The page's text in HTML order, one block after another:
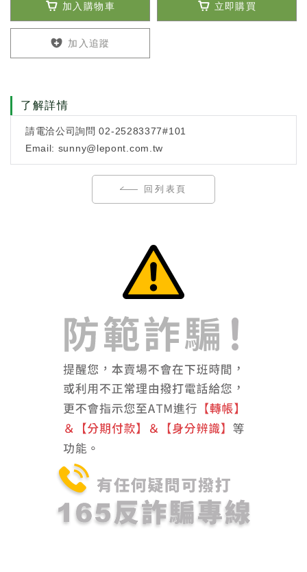
加入購物車 立即購買
加入追蹤
了解詳情
請電洽公司詢問 02-25283377#101
Email: sunny@lepont.com.tw
回列表頁